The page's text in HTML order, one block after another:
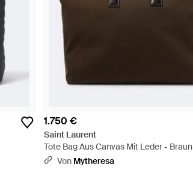
1.750 €
Saint Laurent
Tote Bag Aus Canvas Mit Leder - Braun
Von Mytheresa